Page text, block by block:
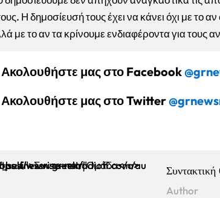
Η δημοσίευσή τους έχει να κάνει όχι με το
με το αν τα κρίνουμε ενδιαφέροντα για τους
Ακολουθήστε μας στο Facebook
Ακολουθήστε μας στο Twitter
Author